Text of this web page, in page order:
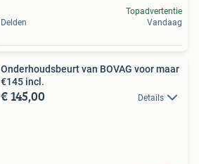
Delden
Topadvertentie
Vandaag
Onderhoudsbeurt van BOVAG voor maar
€145 incl.
€ 145,00 Details